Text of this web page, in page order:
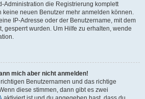
Administration die Registrierung komplett
keine neuen Benutzer mehr anmelden können.
IP-Adresse oder der Benutzername, mit dem
gesperrt wurden. Um Hilfe zu erhalten, wende
mich aber nicht anmelden!
Benutzernamen und das richtige
diese stimmen, dann gibt es zwei